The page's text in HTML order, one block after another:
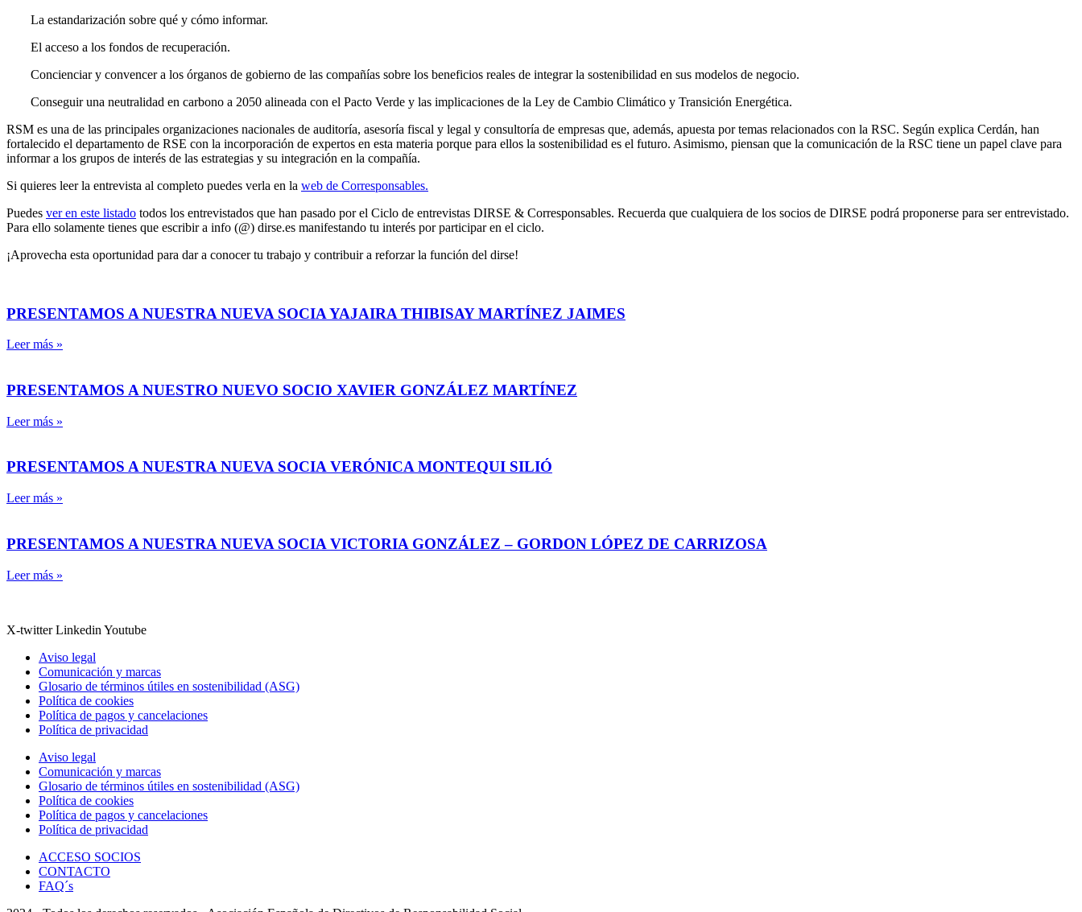
La estandarización sobre qué y cómo informar.
El acceso a los fondos de recuperación.
Concienciar y convencer a los órganos de gobierno de las compañías sobre los beneficios reales de integrar la sostenibilidad en sus modelos de negocio.
Conseguir una neutralidad en carbono a 2050 alineada con el Pacto Verde y las implicaciones de la Ley de Cambio Climático y Transición Energética.
RSM es una de las principales organizaciones nacionales de auditoría, asesoría fiscal y legal y consultoría de empresas que, además, apuesta por temas relacionados con la RSC. Según explica Cerdán, han
fortalecido el departamento de RSE con la incorporación de expertos en esta materia porque para ellos la sostenibilidad es el futuro. Asimismo, piensan que la comunicación de la RSC tiene un papel clave para
informar a los grupos de interés de las estrategias y su integración en la compañía.
Si quieres leer la entrevista al completo puedes verla en la web de Corresponsables.
Puedes ver en este listado todos los entrevistados que han pasado por el Ciclo de entrevistas DIRSE & Corresponsables. Recuerda que cualquiera de los socios de DIRSE podrá proponerse para ser entrevistado.
Para ello solamente tienes que escribir a info (@) dirse.es manifestando tu interés por participar en el ciclo.
¡Aprovecha esta oportunidad para dar a conocer tu trabajo y contribuir a reforzar la función del dirse!
PRESENTAMOS A NUESTRA NUEVA SOCIA YAJAIRA THIBISAY MARTÍNEZ JAIMES
Leer más »
PRESENTAMOS A NUESTRO NUEVO SOCIO XAVIER GONZÁLEZ MARTÍNEZ
Leer más »
PRESENTAMOS A NUESTRA NUEVA SOCIA VERÓNICA MONTEQUI SILIÓ
Leer más »
PRESENTAMOS A NUESTRA NUEVA SOCIA VICTORIA GONZÁLEZ – GORDON LÓPEZ DE CARRIZOSA
Leer más »
X-twitter Linkedin Youtube
Aviso legal
Comunicación y marcas
Glosario de términos útiles en sostenibilidad (ASG)
Política de cookies
Política de pagos y cancelaciones
Política de privacidad
Aviso legal
Comunicación y marcas
Glosario de términos útiles en sostenibilidad (ASG)
Política de cookies
Política de pagos y cancelaciones
Política de privacidad
ACCESO SOCIOS
CONTACTO
FAQ´s